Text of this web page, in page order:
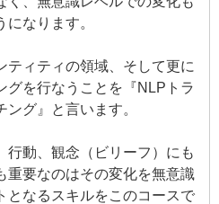
なります。
ティティの領域、そして更に
グを行なうことを『NLPトラ
グ』と言います。
行動、観念（ビリーフ）にも
重要なのはその変化を無意識
となるスキルをこのコースで